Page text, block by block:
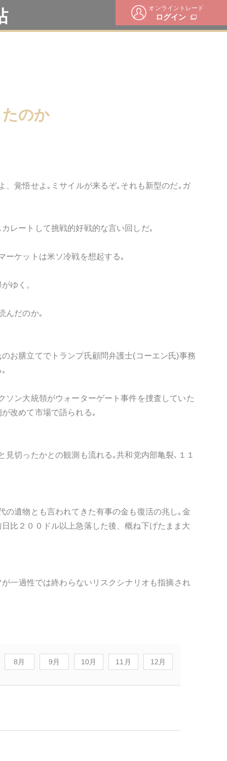
オンライントレード
ログイン
のか
覚悟せよ｡ミサイルが来るぞ｡それも新型のだ｡ガ
レートして挑戦的好戦的な言い回しだ｡
ーケットは米ソ冷戦を想起する｡
ゆく。
んだのか｡
お膳立てでトランプ氏顧問弁護士(コーエン氏)事務
ン大統領がウォーターゲート事件を捜査していた
改めて市場で語られる｡
切ったかとの観測も流れる｡共和党内部亀裂､１１
遺物とも言われてきた有事の金も復活の兆し｡金
比２００ドル以上急落した後、概ね下げたまま大
一過性では終わらないリスクシナリオも指摘され
8月 9月 10月 11月 12月